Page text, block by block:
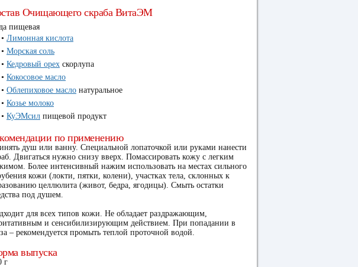
Очищающего скраба ВитаЭМ
пищевая
Лимонная кислота
Морская соль
Кедровый орех скорлупа
Кокосовое масло
Облепиховое масло натуральное
Козье молоко
КуЭМсил пищевой продукт
по применению
душ или ванну. Специальной лопаточкой или руками нанести
Двигаться нужно снизу вверх. Помассировать кожу с легким
Более интенсивный нажим использовать на местах сильного
кожи (локти, пятки, колени), участках тела, склонных к
целлюлита (живот, бедра, ягодицы). Смыть остатки
под душем.
для всех типов кожи. Не обладает раздражающим,
и сенсибилизирующим действием. При попадании в
– рекомендуется промыть теплой проточной водой.
выпуска
г